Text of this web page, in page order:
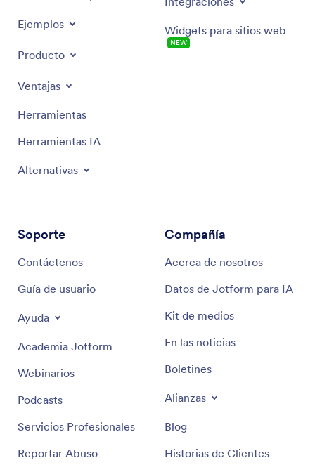
Ejemplos
Producto
Ventajas
Herramientas
Herramientas IA
Alternativas
Widgets para sitios web
NEW
Soporte
Contáctenos
Guía de usuario
Ayuda
Academia Jotform
Webinarios
Podcasts
Servicios Profesionales
Reportar Abuso
Compañía
Acerca de nosotros
Datos de Jotform para IA
Kit de medios
En las noticias
Boletines
Alianzas
Blog
Historias de Clientes